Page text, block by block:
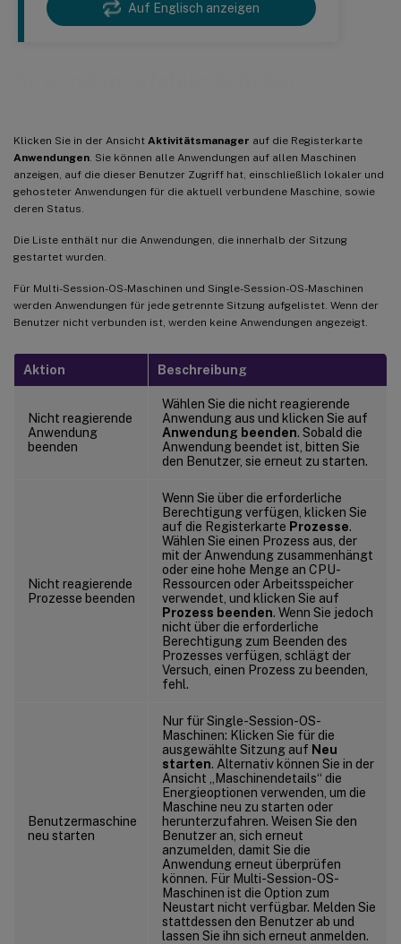
Auf Englisch anzeigen
Klicken Sie in der Ansicht Aktivitätsmanager auf die Registerkarte
Anwendungen . Sie können alle Anwendungen auf allen Maschinen
anzeigen, auf die dieser Benutzer Zugriff hat, einschließlich lokaler und
gehosteter Anwendungen für die aktuell verbundene Maschine, sowie
deren Status.
Die Liste enthält nur die Anwendungen, die innerhalb der Sitzung
gestartet wurden.
Für Multi-Session-OS-Maschinen und Single-Session-OS-Maschinen
werden Anwendungen für jede getrennte Sitzung aufgelistet. Wenn der
Benutzer nicht verbunden ist, werden keine Anwendungen angezeigt.
Aktion Beschreibung
Nicht reagierende
Anwendung
beenden
Wählen Sie die nicht reagierende
Anwendung aus und klicken Sie auf
Anwendung beenden. Sobald die
Anwendung beendet ist, bitten Sie
den Benutzer, sie erneut zu starten.
Nicht reagierende
Prozesse beenden
Wenn Sie über die erforderliche
Berechtigung verfügen, klicken Sie
auf die Registerkarte Prozesse.
Wählen Sie einen Prozess aus, der
mit der Anwendung zusammenhängt
oder eine hohe Menge an CPU-
Ressourcen oder Arbeitsspeicher
verwendet, und klicken Sie auf
Prozess beenden. Wenn Sie jedoch
nicht über die erforderliche
Berechtigung zum Beenden des
Prozesses verfügen, schlägt der
Versuch, einen Prozess zu beenden,
fehl.
Benutzermaschine
neu starten
Nur für Single-Session-OS-
Maschinen: Klicken Sie für die
ausgewählte Sitzung auf Neu
starten. Alternativ können Sie in der
Ansicht „Maschinendetails“ die
Energieoptionen verwenden, um die
Maschine neu zu starten oder
herunterzufahren. Weisen Sie den
Benutzer an, sich erneut
anzumelden, damit Sie die
Anwendung erneut überprüfen
können. Für Multi-Session-OS-
Maschinen ist die Option zum
Neustart nicht verfügbar. Melden Sie
stattdessen den Benutzer ab und
lassen Sie ihn sich erneut anmelden.